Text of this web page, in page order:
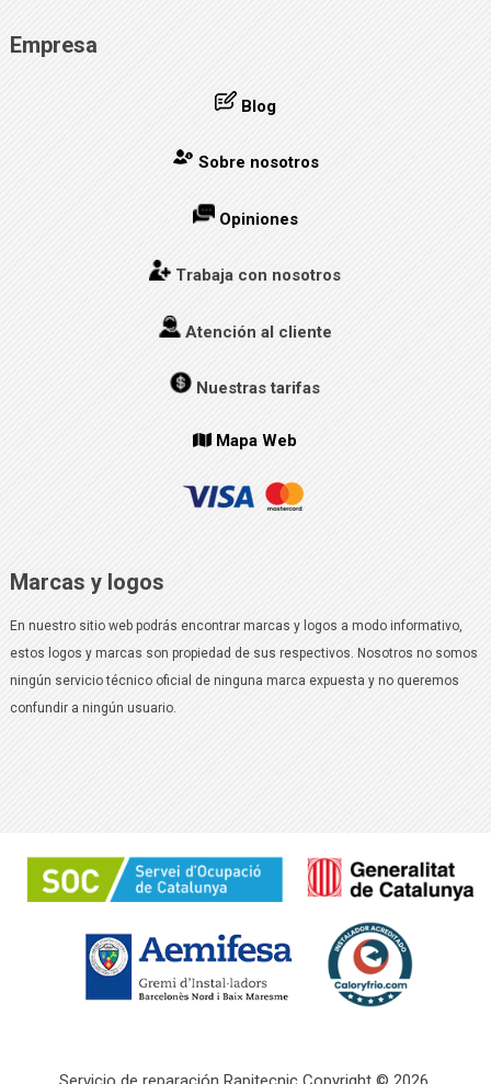
Empresa
Blog
Sobre nosotros
Opiniones
Trabaja con nosotros
Atención al cliente
Nuestras tarifas
Mapa Web
Marcas y logos
En nuestro sitio web podrás encontrar marcas y logos a modo informativo,
estos logos y marcas son propiedad de sus respectivos. Nosotros no somos
ningún servicio técnico oficial de ninguna marca expuesta y no queremos
confundir a ningún usuario.